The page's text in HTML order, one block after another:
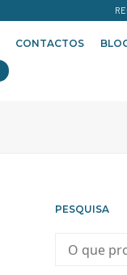
CONTACTOS
PESQUISA